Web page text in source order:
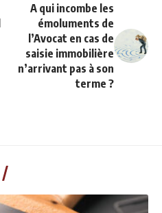
A qui incombe les
émoluments de
l’Avocat en cas de
saisie immobilière
n’arrivant pas à son
terme ?